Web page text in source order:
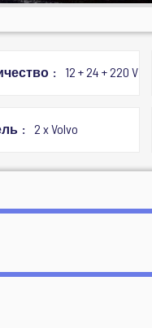
12 + 24 + 220 V
2 x Volvo